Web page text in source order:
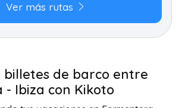
Ver más rutas
billetes de barco entre
- Ibiza con Kikoto